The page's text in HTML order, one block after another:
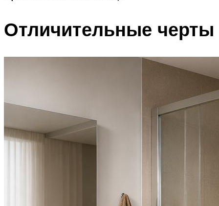
Отличительные черты